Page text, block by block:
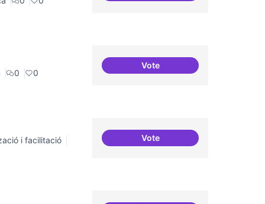
0 0
Vote3-4 centres-lab
i facilitació
VoteGrades democràtiques